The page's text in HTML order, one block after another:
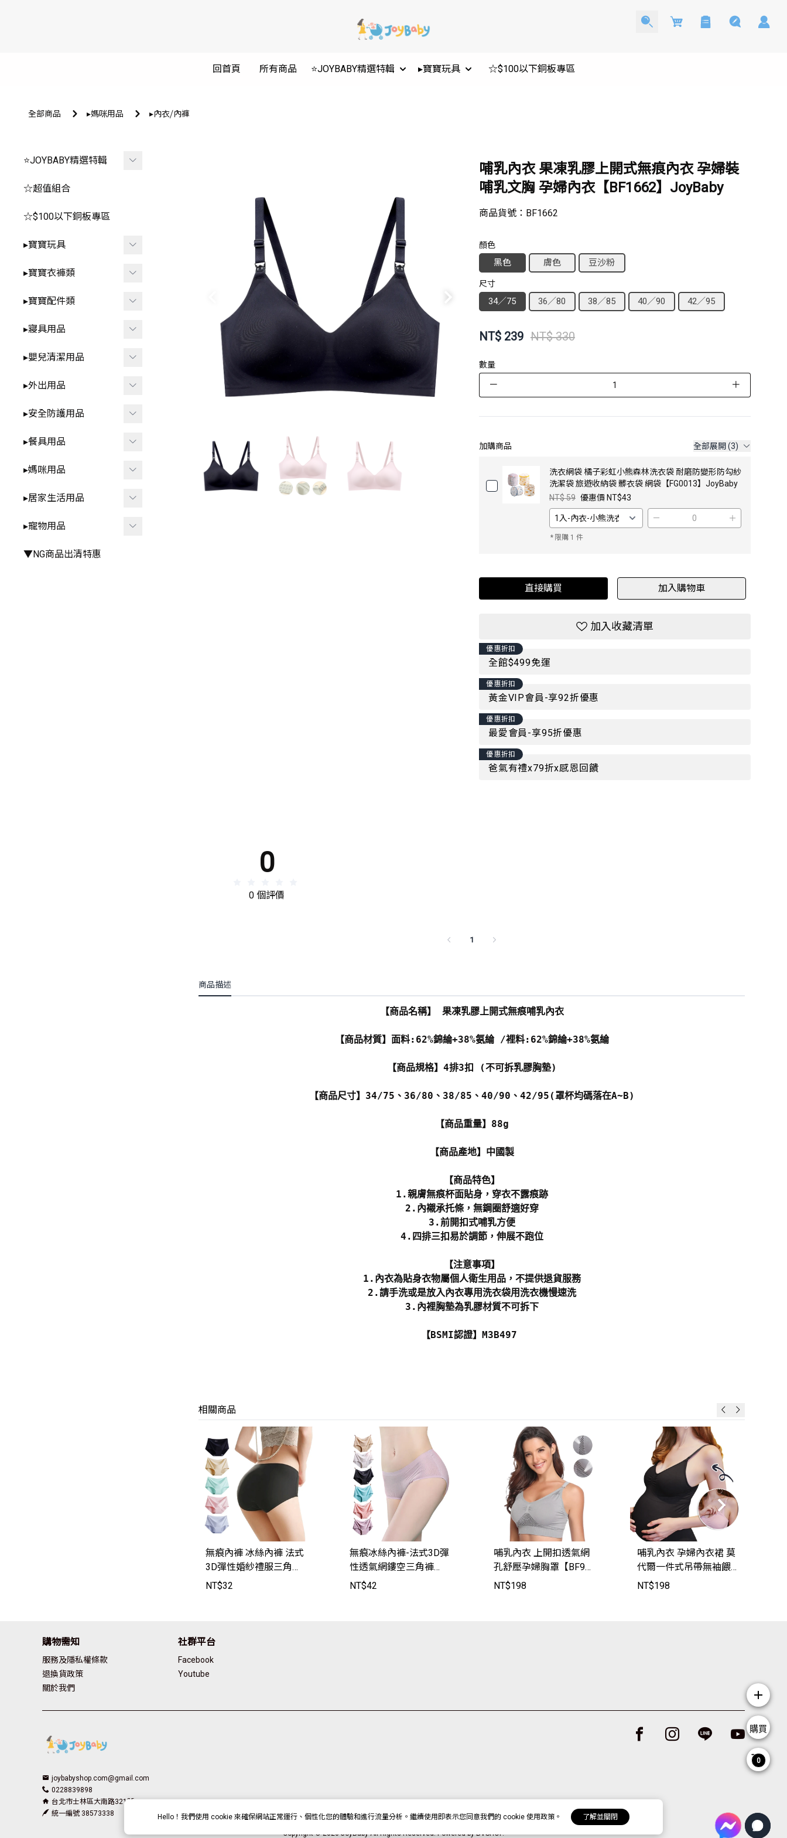
Cart
回首頁 所有商品 ⭐JOYBABY精選特輯 ▸寶寶玩具 ☆$100以下銅板專區
Hello！我們使用 cookie 來確保網站正常運行、個性化您的體驗和進行流量分析。繼續使用即表示您同意我們的 cookie 使用政策。 了解並關閉
全部商品 ▸媽咪用品 ▸內衣⧸內褲
⭐JOYBABY精選特輯
🐳春夏品看這邊🐳
🔥推薦玩具區
- *2-3歲⧸聲光.探索.益
智
Y.早教學習
🍼 清新奶油系BABY用品
▸雨季防水.我不怕
☆超值組合
☆$100以下銅板專區
▸寶寶玩具
▸洗澡⧸戲水玩具
▸益智玩具
▸安撫玩具⧸娃娃
▸咬咬固齒器
▸遙控玩具
▸寶寶衣褲類
▸春夏童裝
衣.褲子
▸秋冬童裝
子
▸ 拉拉褲 ⧸ 學習褲
▸兒童泳裝
▸寶寶配件類
▸圍兜⧸口水巾
▸髮飾⧸髮夾⧸髮圈
▸學步鞋
▸帽子
▸其他配件
▸寢具用品
▸包巾⧸蓋毯⧸保暖睡袋
▸枕頭⧸抱枕
▸防踢被
▸ 床圍⧸床邊收納
▸防濕尿墊
▸嬰兒清潔用品
▸洗澡用品
▸奶瓶刷⧸奶嘴盒
▸指甲剪
▸外出用品
▸保暖披風
▸背巾⧸背帶
▸其他外出用品
▸手推車周邊
▸安全防護用品
▸其他防護用品
▸各式安全鎖
▸餐具用品
▸學飲杯
▸碗⧸盤⧸餐盒
▸媽咪用品
▸擠乳器⧸集乳器
▸內衣⧸內褲
▸居家生活用品
▸紋身貼紙
▸廚房⧸浴室相關
▸寵物用品
▸外出用品
▼NG商品出清特惠
哺乳內衣 果凍乳膠上開式無痕內衣 孕婦裝
哺乳文胸 孕婦內衣【BF1662】JoyBaby
商品貨號： BF1662
顏色
黑色 膚色 豆沙粉
尺寸
34／75 36／80 38／85 40／90 42／95
NT$239 NT$ 330
數量
－ ＋
加購商品 全部展開 (3)
洗衣網袋 橘子彩虹小熊森林洗衣袋 耐磨防變形防勾紗
洗潔袋 旅遊收納袋 髒衣袋 網袋【FG0013】JoyBaby
NT$ 59 優惠價 NT$43
－ ＋
* 限購 1 件
直接購買 加入購物車
加入收藏清單
優惠折扣
全館$499免運
優惠折扣
黃金VIP會員-享92折優惠
優惠折扣
最愛會員-享95折優惠
優惠折扣
爸氣有禮x79折x感恩回饋
0
0 個評價
1
商品描述
【商品名稱】 果凍乳膠上開式無痕哺乳內衣
【商品材質】面料:62%錦綸+38%氨綸 /裡料:62%錦綸+38%氨綸
【商品規格】4排3扣 (不可拆乳膠胸墊)
【商品尺寸】34/75、36/80、38/85、40/90、42/95(罩杯均碼落在A~B)
【商品重量】88g
【商品產地】中國製
【商品特色】
1.親膚無痕杯面貼身，穿衣不露痕跡
2.內襯承托條，無鋼圈舒適好穿
3.前開扣式哺乳方便
4.四排三扣易於調節，伸展不跑位
【注意事項】
1.內衣為貼身衣物屬個人衛生用品，不提供退貨服務
2.請手洗或是放入內衣專用洗衣袋用洗衣機慢速洗
3.內裡胸墊為乳膠材質不可拆下
【BSMI認證】M3B497
無痕內褲 冰絲內褲 法式
3D彈性婚紗禮服三角褲
【MBF9153B】JoyBab
NT$32
無痕冰絲內褲-法式3D彈
性透氣網鏤空三角褲
【MBF9156B】JoyBab
NT$42
哺乳內衣 上開扣透氣網
孔舒壓孕婦胸罩【BF93
18】JoyBaby
NT$198
哺乳內衣 孕婦內衣裙 莫
代爾一件式吊帶無袖餵
奶衣【BF91020】JoyB
NT$198
相關商品
購物需知
服務及隱私權條款
退換貨政策
關於我們
社群平台
Facebook
Youtube
joybabyshop.com@gmail.com
0228839898
台北市士林區大南路321號
統一編號 38573338
Facebook page
Instagram page
Line pageYoutube
Copyright © 2026 JoyBaby All Rights Reserved.Powered byBVSHOP.
add
購買
0